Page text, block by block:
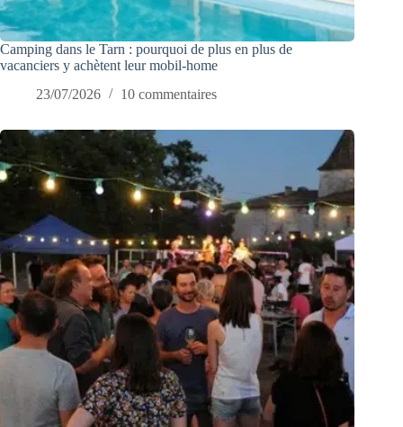
Camping dans le Tarn : pourquoi de plus en plus de
vacanciers y achètent leur mobil-home
23/07/2026
10 commentaires